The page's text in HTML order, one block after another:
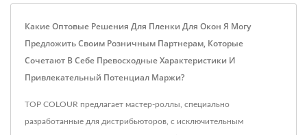
Какие Оптовые Решения Для Пленки Для Окон Я Могу
Предложить Своим Розничным Партнерам, Которые
Сочетают В Себе Превосходные Характеристики И
Привлекательный Потенциал Маржи?
TOP COLOUR предлагает мастер-роллы, специально
разработанные для дистрибьюторов, с исключительным